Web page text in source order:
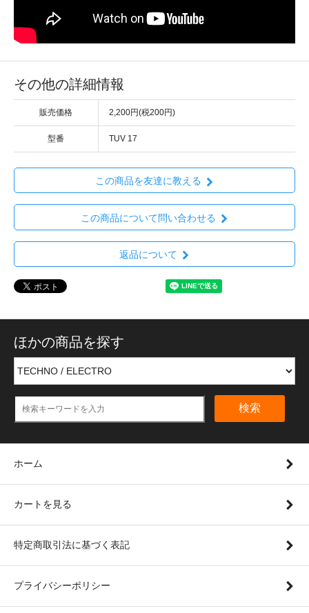
その他の詳細情報
販売価格 2,200円(税200円)
型番 TUV 17
この商品を友達に教える
この商品について問い合わせる
返品について
ほかの商品を探す
検索
ホーム
カートを見る
特定商取引法に基づく表記
プライバシーポリシー